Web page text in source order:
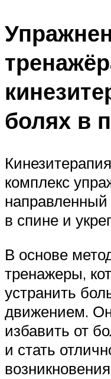
болях в
комплекс
направленный
в спине и
В основе
тренажеры,
устранить
движением.
избавить от
и стать